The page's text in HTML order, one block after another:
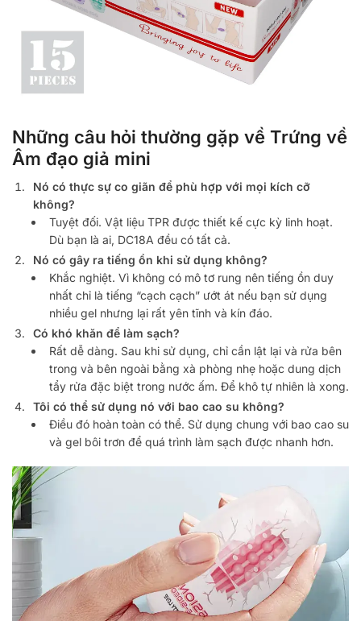
Những câu hỏi thường gặp về Trứng về
Âm đạo giả mini
Nó có thực sự co giãn để phù hợp với mọi kích cỡ
không?
Tuyệt đối. Vật liệu TPR được thiết kế cực kỳ linh hoạt.
Dù bạn là ai, DC18A đều có tất cả.
Nó có gây ra tiếng ồn khi sử dụng không?
Khắc nghiệt. Vì không có mô tơ rung nên tiếng ồn duy
nhất chỉ là tiếng “cạch cạch” ướt át nếu bạn sử dụng
nhiều gel nhưng lại rất yên tĩnh và kín đáo.
Có khó khăn để làm sạch?
Rất dễ dàng. Sau khi sử dụng, chỉ cần lật lại và rửa bên
trong và bên ngoài bằng xà phòng nhẹ hoặc dung dịch
tẩy rửa đặc biệt trong nước ấm. Để khô tự nhiên là xong.
Tôi có thể sử dụng nó với bao cao su không?
Điều đó hoàn toàn có thể. Sử dụng chung với bao cao su
và gel bôi trơn để quá trình làm sạch được nhanh hơn.